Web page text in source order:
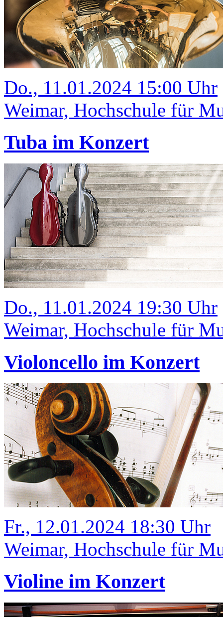
Do., 11.01.2024 15:00 Uhr
Weimar, Hochschule für
Tuba im Konzert
Do., 11.01.2024 19:30 Uhr
Weimar, Hochschule für
Violoncello im Konzert
Fr., 12.01.2024 18:30 Uhr
Weimar, Hochschule für
Violine im Konzert